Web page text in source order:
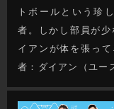
トボールという珍
者。しかし部員が
イアンが体を張っ
者：ダイアン（ユー